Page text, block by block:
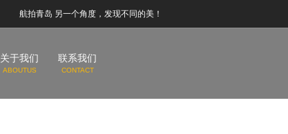
航拍青岛 另一个角度，发现不同的美！
关于我们
ABOUTUS
联系我们
CONTACT